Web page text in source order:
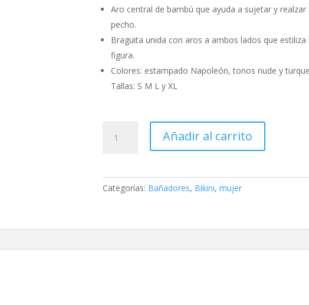
Aro central de bambú que ayuda a sujetar y realzar
pecho.
Braguita unida con aros a ambos lados que estiliza
figura.
Colores: estampado Napoleón, tonos nude y
Tallas: S M L y XL
cantidad
Añadir al carrito
Categorías: Bañadores, Bikini,mujer